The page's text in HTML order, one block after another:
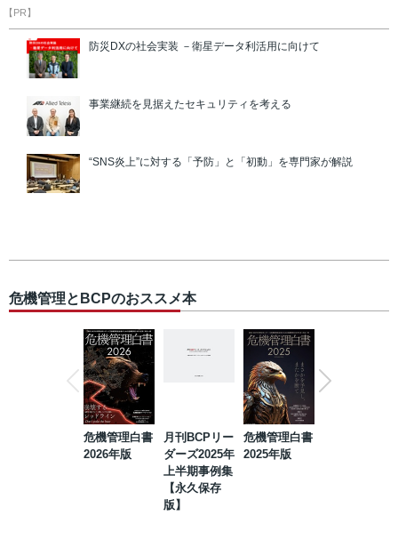
【PR】
防災DXの社会実装 －衛星データ利活用に向けて
事業継続を見据えたセキュリティを考える
“SNS炎上”に対する「予防」と「初動」を専門家が解説
危機管理とBCPのおススメ本
危機管理白書
2026年版
月刊BCPリー
ダーズ2025年
上半期事例集
【永久保存
版】
危機管理白書
2025年版